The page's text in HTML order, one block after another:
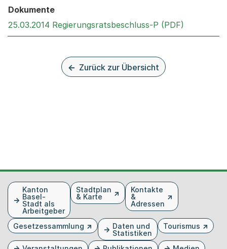
Dokumente
25.03.2014 Regierungsratsbeschluss-P (PDF)
Zurück zur Übersicht
FusszeileKanton
Basel-
Stadt als
Arbeitgeber
Stadtplan
& Karte
Kontakte
&
Adressen
Gesetzessammlung
Daten und
Statistiken
Tourismus